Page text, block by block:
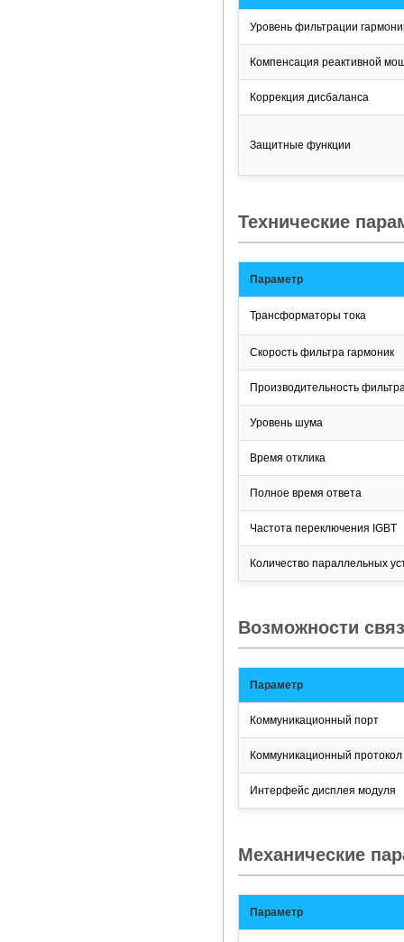
Уровень фильтрации
Компенсация реактивной
Коррекция дисбаланса
Защитные функции
Технические
Параметр
Трансформаторы тока
Скорость фильтра гармоник
Производительность
Уровень шума
Время отклика
Полное время ответа
Частота переключения IGBT
Количество параллельных
Возможности
Параметр
Коммуникационный порт
Коммуникационный протокол
Интерфейс дисплея модуля
Механические
Параметр